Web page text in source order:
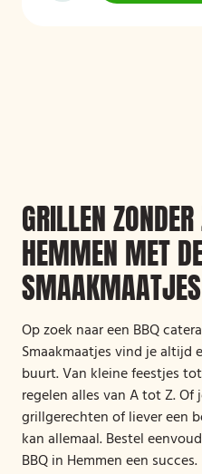
GRILLEN
HEMMEN MET
SMAAKMAATJES
Op zoek naar een BBQ
Smaakmaatjes vind je altijd
buurt. Van kleine feestjes
regelen alles van A tot Z.
grillgerechten of liever een
kan allemaal. Bestel
BBQ in Hemmen een succes.